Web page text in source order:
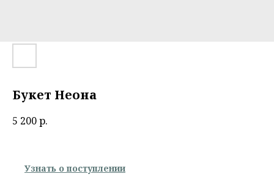
Букет Неона
5 200р.
Узнать о поступлении